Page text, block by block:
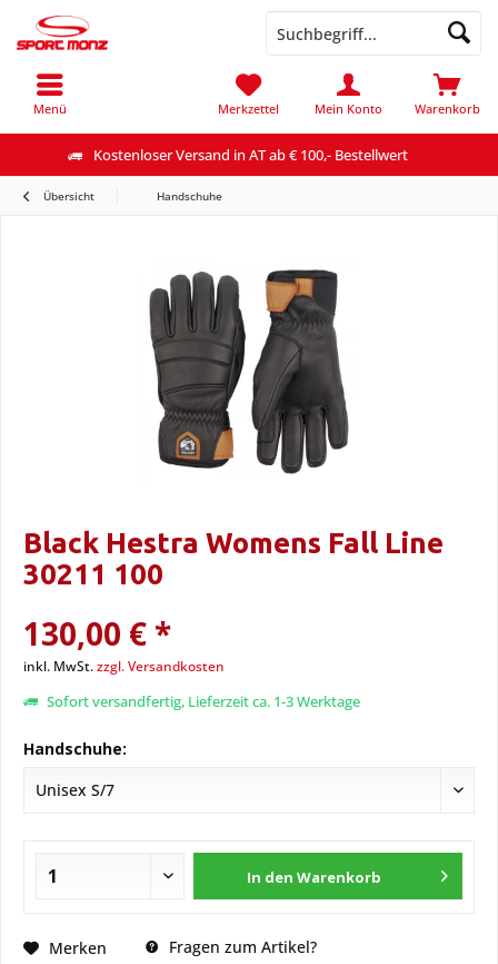
Kostenloser Versand in AT ab € 100,- Bestellwert
Menü Warenkorb
Merkzettel Mein Konto
Übersicht Handschuhe
Black Hestra Womens Fall Line
30211 100
130,00 € *
inkl. MwSt.zzgl. Versandkosten
Sofort versandfertig, Lieferzeit ca. 1-3 Werktage
Handschuhe:
In den Warenkorb
Merken Fragen zum Artikel?